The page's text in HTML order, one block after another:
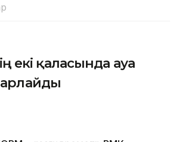
екі қаласында ауа